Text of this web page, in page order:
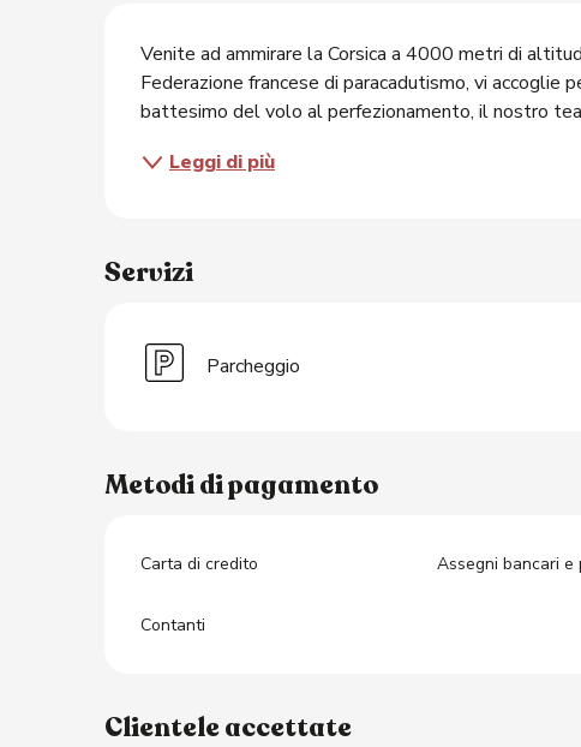
Descrizione
Venite ad ammirare la Corsica a 4000 metri di
Federazione francese di paracadutismo, vi
battesimo del volo al perfezionamento, il nostro
Leggi di più
Servizi
Parcheggio
Metodi di pagamento
Carta di credito Assegni bancari e
Contanti
Clientele accettate